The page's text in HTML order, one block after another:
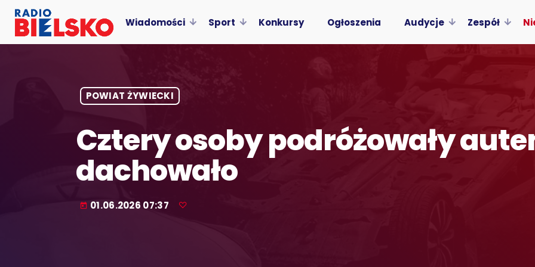
Wiadomości Sport Konkursy Ogłoszenia Audycje Zespół
POWIAT ŻYWIECKI
Cztery osoby podróżowały
dachowało
today 01.06.2026 07:37